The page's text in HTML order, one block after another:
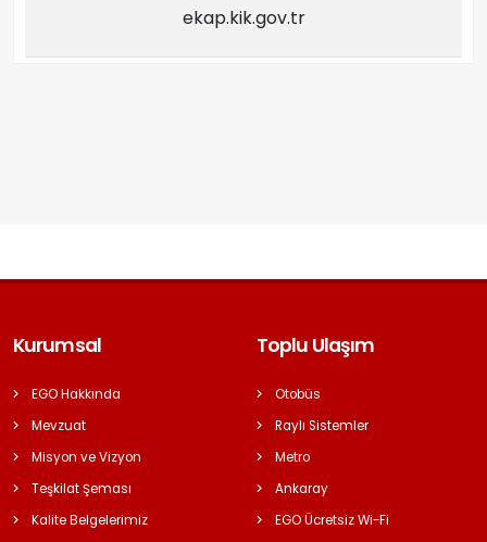
ekap.kik.gov.tr
Kurumsal
EGO Hakkında
Mevzuat
Misyon ve Vizyon
Teşkilat Şeması
Kalite Belgelerimiz
Toplu Ulaşım
Otobüs
Raylı Sistemler
Metro
Ankaray
EGO Ücretsiz Wi-Fi